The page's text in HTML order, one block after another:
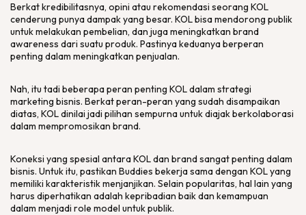
Berkat kredibilitasnya, opini atau rekomendasi seorang KOL
cenderung punya dampak yang besar. KOL bisa mendorong publik
untuk melakukan pembelian, dan juga meningkatkan brand
awareness dari suatu produk. Pastinya keduanya berperan
penting dalam meningkatkan penjualan.
Nah, itu tadi beberapa peran penting KOL dalam strategi
marketing bisnis. Berkat peran-peran yang sudah disampaikan
diatas, KOL dinilai jadi pilihan sempurna untuk diajak berkolaborasi
dalam mempromosikan brand.
Koneksi yang spesial antara KOL dan brand sangat penting dalam
bisnis. Untuk itu, pastikan Buddies bekerja sama dengan KOL yang
memiliki karakteristik menjanjikan. Selain popularitas, hal lain yang
harus diperhatikan adalah kepribadian baik dan kemampuan
dalam menjadi role model untuk publik.